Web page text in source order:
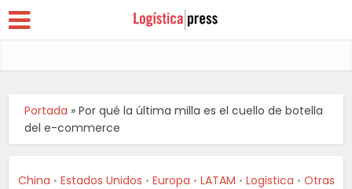
Portada »Por qué la última milla es el cuello de botella
del e-commerce
China • Estados Unidos • Europa • LATAM • Logistica • Otras